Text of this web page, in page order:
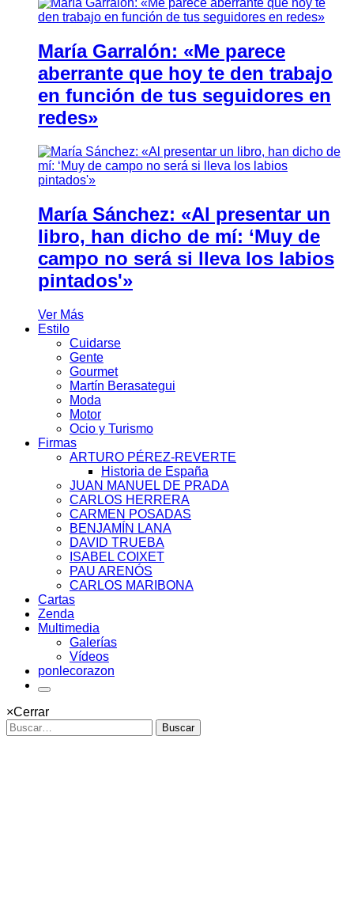
María Garralón: «Me parece
aberrante que hoy te den trabajo
en función de tus seguidores en
redes»
María Sánchez: «Al presentar un
libro, han dicho de mí: ‘Muy de
campo no será si lleva los labios
pintados'»
Ver Más
Estilo
Cuidarse
Gente
Gourmet
Martín Berasategui
Moda
Motor
Ocio y Turismo
Firmas
ARTURO PÉREZ-REVERTE
Historia de España
JUAN MANUEL DE PRADA
CARLOS HERRERA
CARMEN POSADAS
BENJAMÍN LANA
DAVID TRUEBA
ISABEL COIXET
PAU ARENÓS
CARLOS MARIBONA
Cartas
Zenda
Multimedia
Galerías
Vídeos
ponlecorazon
×Cerrar
Buscar